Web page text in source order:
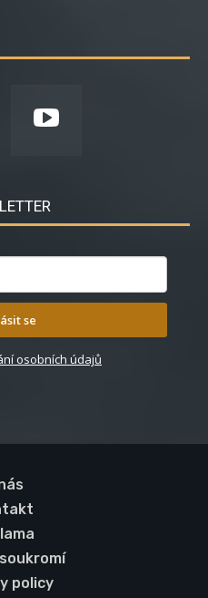
se
osobních údajů
policy